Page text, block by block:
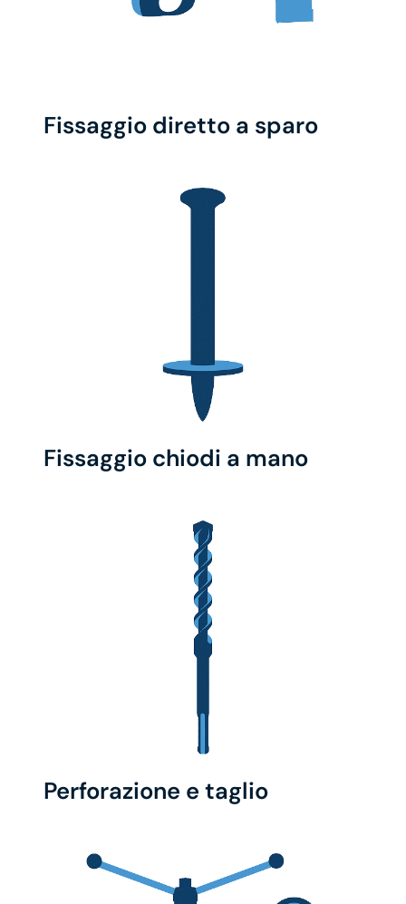
Fissaggio diretto a sparo
Fissaggio chiodi a mano
Perforazione e taglio